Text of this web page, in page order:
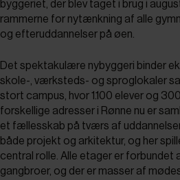
byggeriet, der blev taget i brug i
rammerne for nytænkning af alle
og efteruddannelser på øen.
Det spektakulære nybyggeri binder
skole-, værksteds- og sproglokaler
stort campus, hvor 1.100 elever og
forskellige adresser i Rønne nu er
et fællesskab på tværs af
både projekt og arkitektur, og her
central rolle. Alle etager er forbundet
gangbroer, og der er masser af